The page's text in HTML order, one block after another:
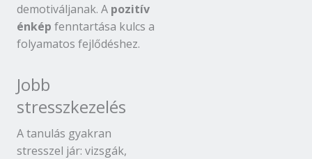
demotiváljanak. A pozitív
énkép fenntartása kulcs a
folyamatos fejlődéshez.
Jobb
stresszkezelés
A tanulás gyakran
stresszel jár: vizsgák,